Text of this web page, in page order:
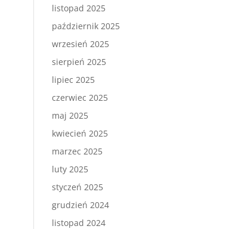
listopad 2025
październik 2025
wrzesień 2025
sierpień 2025
lipiec 2025
czerwiec 2025
maj 2025
kwiecień 2025
marzec 2025
luty 2025
styczeń 2025
grudzień 2024
listopad 2024